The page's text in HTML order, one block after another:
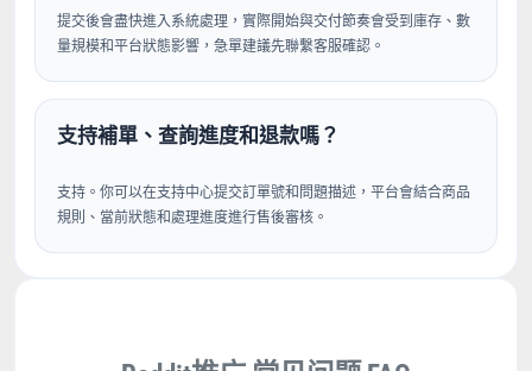
提交後會盡快進入系統處理，實際開始與交付節奏會受到庫存、數
量規模和平台狀態影響，急單建議先聯繫客服確認。
支持補單、查詢進度和退款嗎？
支持。你可以在支持中心提交訂單號和問題描述，平台會結合商品
規則、當前狀態和處理進度進行售後審核。